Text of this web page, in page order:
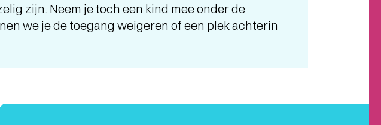
zijn. Neem je toch een kind mee onder de
we je de toegang weigeren of een plek achterin